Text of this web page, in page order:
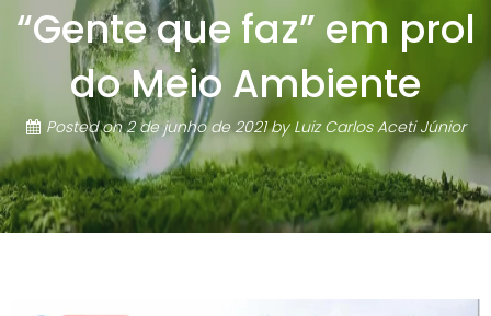
“Gente que faz” em prol
do Meio Ambiente
Posted on2 de junho de 2021byLuiz Carlos Aceti Júnior